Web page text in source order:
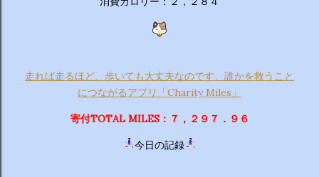
走れば走るほど、歩いても大丈夫なのです、誰かを救うこと
につながるアプリ「Charity Miles」
寄付TOTAL MILES：７，２９７．９６
今日の記録